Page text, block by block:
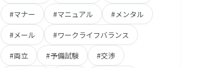
#マナー #マニュアル #メンタル
#メール #ワークライフバランス
#両立 #予備試験 #交渉